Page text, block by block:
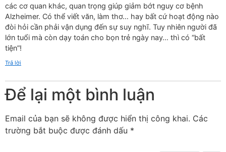
các cơ quan khác, quan trọng giúp giảm bớt nguy cơ bệnh
Alzheimer. Có thể viết văn, làm thơ… hay bất cứ hoạt động nào
đòi hỏi cần phải vận dụng đến sự suy nghĩ. Tuy nhiên người đã
lớn tuổi mà còn dạy toán cho bọn trẻ ngày nay… thì có “bất
tiện”!
Trả lời
Để lại một bình luận
Email của bạn sẽ không được hiển thị công khai. Các
trường bắt buộc được đánh dấu *